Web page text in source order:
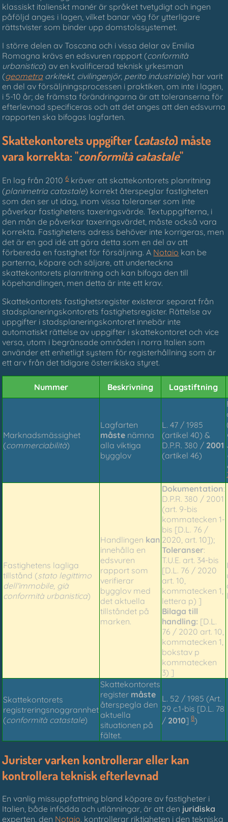
klassiskt italienskt manér är språket tvetydigt och ingen
påföljd anges i lagen, vilket banar väg för ytterligare
rättstvister som binder upp domstolssystemet.
I större delen av Toscana och i vissa delar av Emilia
Romagna krävs en edsvuren rapport (conformità
urbanistica) av en kvalificerad teknisk yrkesman
(geometra arkitekt, civilingenjör, perito industriale) har varit
en del av försäljningsprocessen i praktiken, om inte i lagen,
i 5-10 år; de främsta förändringarna är att toleranserna för
efterlevnad specificeras och att det anges att den edsvurna
rapporten ska bifogas lagfarten.
Skattekontorets uppgifter (catasto) måste
vara korrekta: "conformità catastale"
En lag från 2010 6kräver att skattekontorets planritning
(planimetria catastale) korrekt återspeglar fastigheten
som den ser ut idag, inom vissa toleranser som inte
påverkar fastighetens taxeringsvärde. Textuppgifterna, i
den mån de påverkar taxeringsvärdet, måste också vara
korrekta. Fastighetens adress behöver inte korrigeras, men
det är en god idé att göra detta som en del av att
förbereda en fastighet för försäljning. A Notaio kan be
parterna, köpare och säljare, att underteckna
skattekontorets planritning och kan bifoga den till
köpehandlingen, men detta är inte ett krav.
Skattekontorets fastighetsregister existerar separat från
stadsplaneringskontorets fastighetsregister. Rättelse av
uppgifter i stadsplaneringskontoret innebär inte
automatiskt rättelse av uppgifter i skattekontoret och vice
versa, utom i begränsade områden i norra Italien som
använder ett enhetligt system för registerhållning som är
ett arv från det tidigare österrikiska styret.
Nummer Beskrivning Lagstiftning
Marknadsmässighet
(commerciabilità)
Lagfarten
måste nämna
alla viktiga
bygglov
L. 47 / 1985
(artikel 40) &
D.P.R. 380 / 2001
(artikel 46)
Fastighetens lagliga
tillstånd (stato legittimo
dell'immobile, già
conformità urbanistica)
Handlingen kan
innehålla en
edsvuren
rapport som
verifierar
bygglov med
det aktuella
tillståndet på
marken.
Dokumentation:
D.P.R. 380 / 2001
(art. 9-bis
kommatecken 1-
bis [D.L. 76 /
2020, art. 10]);
Toleranser:
T.U.E. art. 34-bis
[D.L. 76 / 2020
art. 10,
kommatecken 1,
lettera p) ]
Bilaga till
handling: [D.L.
76 / 2020 art. 10,
kommatecken 1,
bokstav p
kommatecken
3) ]
Skattekontorets
registreringsnoggrannhet
(conformità catastale)
Skattekontorets
register måste
återspegla den
aktuella
situationen på
fältet.
L. 52 / 1985 (Art.
29 c.1-bis [D.L. 78
/ 2010]8)
Jurister varken kontrollerar eller kan
kontrollera teknisk efterlevnad
En vanlig missuppfattning bland köpare av fastigheter i
Italien, både infödda och utlänningar, är att den juridiska
experten, den Notaio , kontrollerar riktigheten i den tekniska